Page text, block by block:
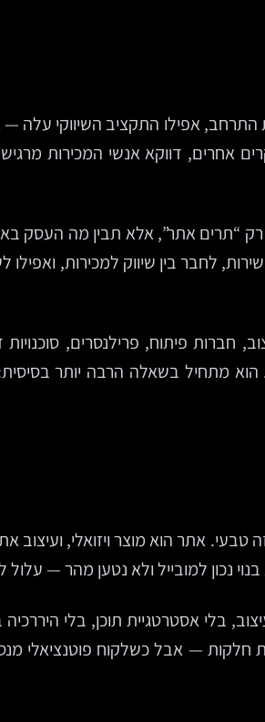
התרחב, אפילו התקציב השיווקי
אחרים, דווקא אנשי המכירות
“תרים אתר”, אלא תבין מה העסק
לחבר בין שיווק למכירות,
מתחיל בשאלה הרבה יותר
אתר הוא מוצר ויזואלי,
למובייל ולא נטען מהר — עלול
בלי אסטרטגיית תוכן, בלי
חלקות — אבל כשלקוח פוטנציאלי